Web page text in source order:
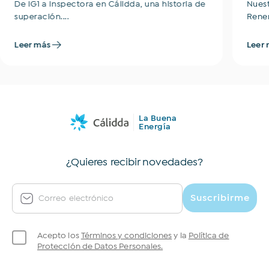
De IG1 a Inspectora en Cálidda, una historia de
superación....
Leer más Leer
La Buena
Energía
¿Quieres recibir novedades?
Correo electrónico Suscribirme
Acepto los Términos y condiciones y la Política de
Protección de Datos Personales.